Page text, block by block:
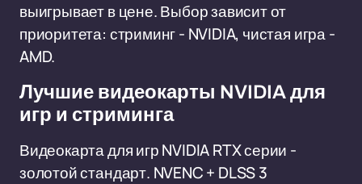
выигрывает в цене. Выбор зависит от
приоритета: стриминг - NVIDIA, чистая игра -
AMD.
Лучшие видеокарты NVIDIA для
игр и стриминга
Видеокарта для игр NVIDIA RTX серии -
золотой стандарт. NVENC + DLSS 3